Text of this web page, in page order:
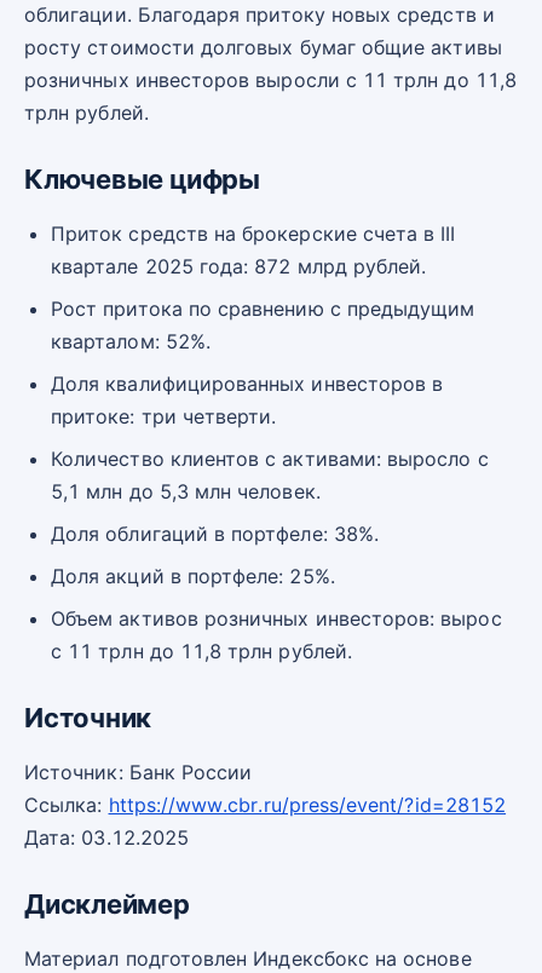
облигации. Благодаря притоку новых средств и
росту стоимости долговых бумаг общие активы
розничных инвесторов выросли с 11 трлн до 11,8
трлн рублей.
Ключевые цифры
Приток средств на брокерские счета в III
квартале 2025 года: 872 млрд рублей.
Рост притока по сравнению с предыдущим
кварталом: 52%.
Доля квалифицированных инвесторов в
притоке: три четверти.
Количество клиентов с активами: выросло с
5,1 млн до 5,3 млн человек.
Доля облигаций в портфеле: 38%.
Доля акций в портфеле: 25%.
Объем активов розничных инвесторов: вырос
с 11 трлн до 11,8 трлн рублей.
Источник
Источник: Банк России
Ссылка: https://www.cbr.ru/press/event/?id=28152
Дата: 03.12.2025
Дисклеймер
Материал подготовлен Индексбокс на основе